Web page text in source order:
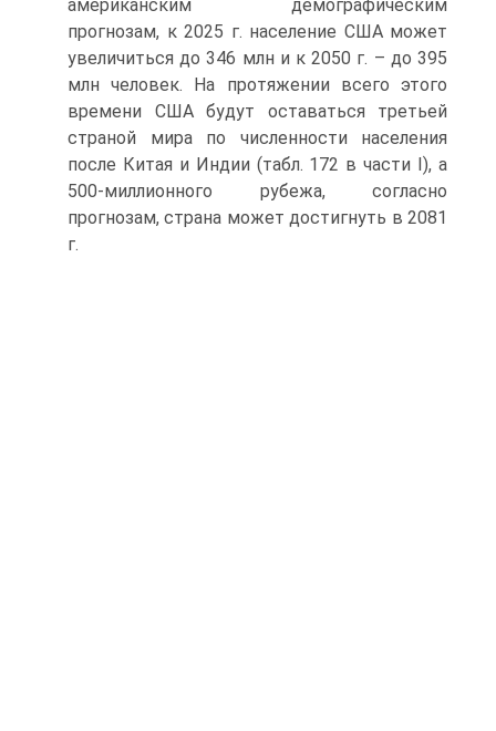
американским демографическим
прогнозам, к 2025 г. население США может
увеличиться до 346 млн и к 2050 г. – до 395
млн человек. На протяжении всего этого
времени США будут оставаться третьей
страной мира по численности населения
после Китая и Индии (табл. 172 в части I), а
500-миллионного рубежа, согласно
прогнозам, страна может достигнуть в 2081
г.